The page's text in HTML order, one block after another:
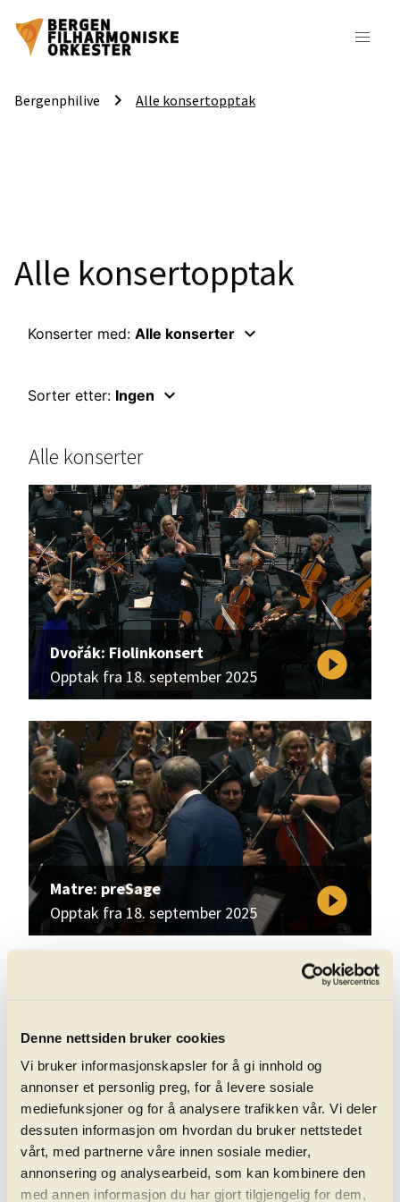
Denne nettsiden bruker cookies
Vi bruker informasjonskapsler for å gi innhold og
annonser et personlig preg, for å levere sosiale
mediefunksjoner og for å analysere trafikken vår. Vi deler
dessuten informasjon om hvordan du bruker nettstedet
vårt, med partnerne våre innen sosiale medier,
annonsering og analysearbeid, som kan kombinere den
med annen informasjon du har gjort tilgjengelig for dem,
Bergenphilive keyboard_arrow_right Alle konsertopptak
Alle konsertopptak
Konserter med: Alle konserter keyboard_arrow_down
Sorter etter: Ingen keyboard_arrow_down
Alle konserter
Dvořák: Fiolinkonsert
Opptak fra 18. september 2025
play_circle_filled
Matre: preSage
Opptak fra 18. september 2025
play_circle_filled
Matre: Freude
Opptak fra 05. september 2025
play_circle_filled